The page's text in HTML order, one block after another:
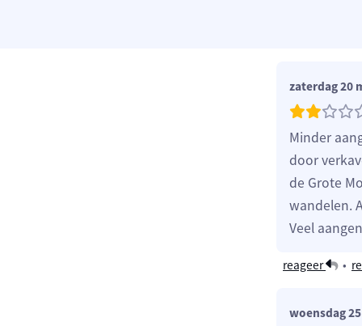
zaterdag 20
Minder
door
de Grote
wandelen.
Veel
reageer •
woensdag